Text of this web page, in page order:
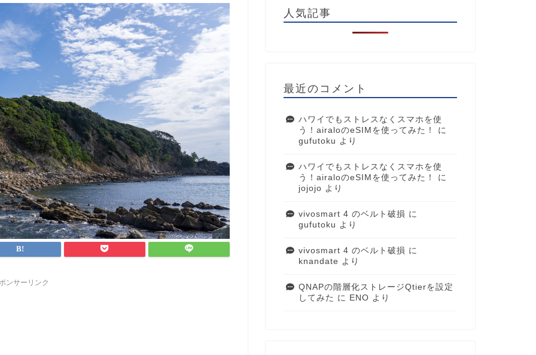
ンサーリンク
人気記事
最近のコメント
ハワイでもストレスなくスマホを使
う！airaloのeSIMを使ってみた！
に
gufutoku より
ハワイでもストレスなくスマホを使
う！airaloのeSIMを使ってみた！
に
jojojo より
vivosmart 4 のベルト破損 に
gufutoku より
vivosmart 4 のベルト破損 に
knandate より
QNAPの階層化ストレージQtierを設定
してみた に ENO より